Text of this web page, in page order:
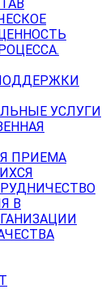
УСЛУГИ
ПРИЕМА
В